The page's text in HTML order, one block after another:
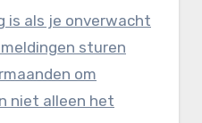
is als je onverwacht
sturen
om
niet alleen het